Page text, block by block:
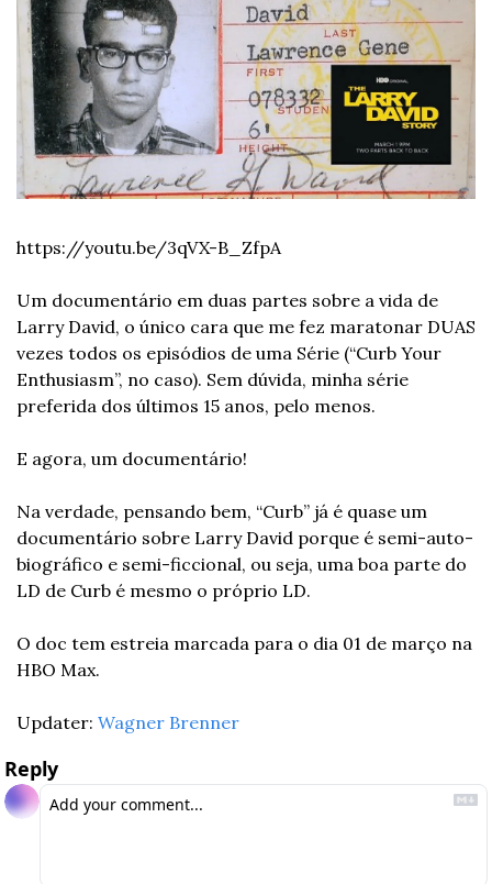
https://youtu.be/3qVX-B_ZfpA
Um documentário em duas partes sobre a vida de
Larry David, o único cara que me fez maratonar DUAS
vezes todos os episódios de uma Série (“Curb Your
Enthusiasm”, no caso). Sem dúvida, minha série
preferida dos últimos 15 anos, pelo menos.
E agora, um documentário!
Na verdade, pensando bem, “Curb” já é quase um
documentário sobre Larry David porque é semi-auto-
biográfico e semi-ficcional, ou seja, uma boa parte do
LD de Curb é mesmo o próprio LD.
O doc tem estreia marcada para o dia 01 de março na
HBO Max.
Updater: Wagner Brenner
Reply